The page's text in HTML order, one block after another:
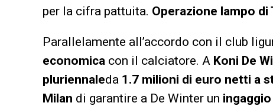
per la cifra pattuita. Operazione lampo di
Parallelamente all’accordo con il club
economica con il calciatore. A Koni De
pluriennaleda 1.7 milioni di euro netti a
Milan di garantire a De Winter un